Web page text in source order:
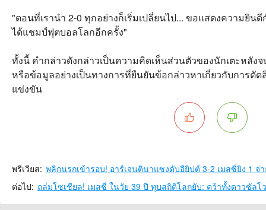
"ตอนที่เรานำ 2-0 ทุกอย่างก็เริ่มเปลี่ยนไป... ขอแสดงความยิน
ได้แชมป์ฟุตบอลโลกอีกครั้ง"
ทั้งนี้ คำกล่าวดังกล่าวเป็นความคิดเห็นส่วนตัวของนักเตะหลัง
หรือข้อมูลอย่างเป็นทางการที่ยืนยันข้อกล่าวหาเกี่ยวกับการตั
แข่งขัน
พรีเวียส:
ต่อไป: